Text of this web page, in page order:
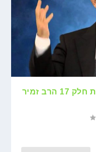
מסרים לחיים מתוך פרקי אבות חלק 17 הרב זמיר